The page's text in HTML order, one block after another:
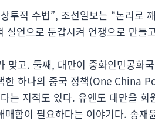
투적 수법”, 조선일보는 “논리로
실언으로 둔갑시켜 언쟁으로 만들
맞고. 둘째, 대만이 중화인민공화
한 하나의 중국 정책(One China
지적도 있다. 유엔도 대만을 회
함이 필요하다는 이야기다. 송재